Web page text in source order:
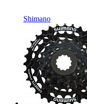
Shimano